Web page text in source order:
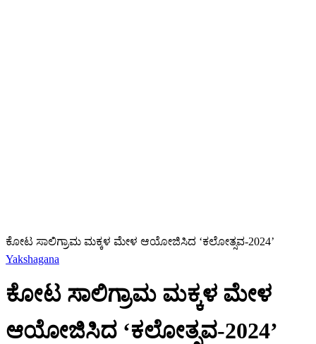
ಕೋಟ ಸಾಲಿಗ್ರಾಮ ಮಕ್ಕಳ ಮೇಳ ಆಯೋಜಿಸಿದ ‘ಕಲೋತ್ಸವ-2024’
Yakshagana
ಕೋಟ ಸಾಲಿಗ್ರಾಮ ಮಕ್ಕಳ ಮೇಳ
ಆಯೋಜಿಸಿದ ‘ಕಲೋತ್ಸವ-2024’